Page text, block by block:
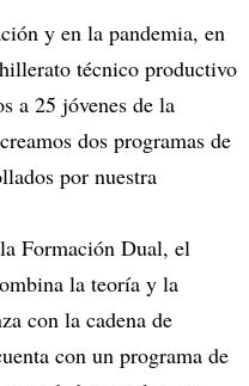
y en la pandemia, en
técnico productivo
a 25 jóvenes de la
dos programas de
por nuestra
Formación Dual, el
la teoría y la
con la cadena de
con un programa de